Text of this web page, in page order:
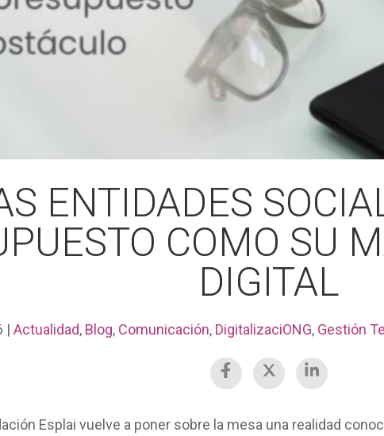
ENTIDADES
COMO SU
DIGITAL
| Actualidad, Blog, Comunicación, DigitalizaciONG, Gestión
Esplai vuelve a poner sobre la mesa una realidad